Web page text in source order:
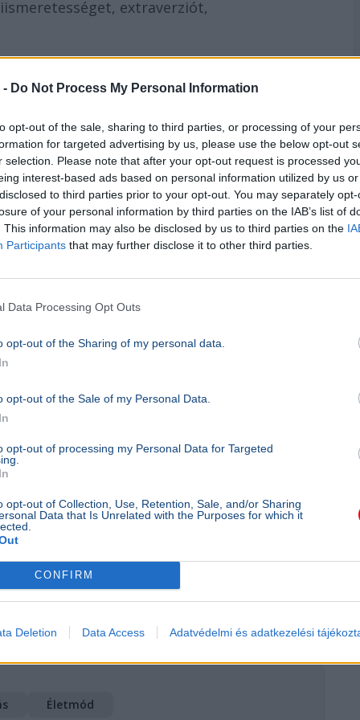
- Do Not Process My Personal Information
opt-out of the sale, sharing to third parties, or processing of your
for targeted advertising by us, please use the below opt-out
selection. Please note that after your opt-out request is processed
interest-based ads based on personal information utilized by us
to third parties prior to your opt-out. You may separately
of your personal information by third parties on the IAB’s list of
This information may also be disclosed by us to third parties on the
Participants that may further disclose it to other third parties.
Data Processing Opt Outs
opt-out of the Sharing of my personal data.
opt-out of the Sale of my Personal Data.
opt-out of processing my Personal Data for Targeted
opt-out of Collection, Use, Retention, Sale, and/or Sharing
Data that Is Unrelated with the Purposes for which it
CONFIRM
Deletion Data Access Adatvédelmi és adatkezelési
extraverziót,
a Kék Zónában élők fizikai életminősége
drasztikus különbség
magasabb pontszámot értek el nyitottság
rendkívül kíváncsiak maradtak a világra,
és kifejezetten nyitottak voltak a friss
jobb megküzdési mechanizmusokkal
vagy fizikailag stimuláló
meg az életet, hanem a mindennapi
keres új tapasztalatokat,
tanulmány tehát azt sugallja, hogy a
a hosszú életnek, mint a genetika vagy
lehetne a nyitottságot tudatosan
Életmód